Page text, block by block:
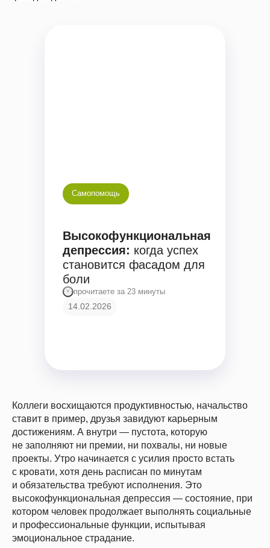
Высокофункциональная
депрессия: когда успех
становится фасадом для
боли
прочитаете за 23 минуты
14.02.2026
Самопомощь
Коллеги восхищаются продуктивностью, начальство
ставит в пример, друзья завидуют карьерным
достижениям. А внутри — пустота, которую
не заполняют ни премии, ни похвалы, ни новые
проекты. Утро начинается с усилия просто встать
с кровати, хотя день расписан по минутам
и обязательства требуют исполнения. Это
высокофункциональная депрессия — состояние, при
котором человек продолжает выполнять социальные
и профессиональные функции, испытывая
эмоциональное страдание.